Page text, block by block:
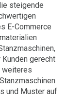
steigende
E-Commerce
gerecht
weiteres
und Muster auf